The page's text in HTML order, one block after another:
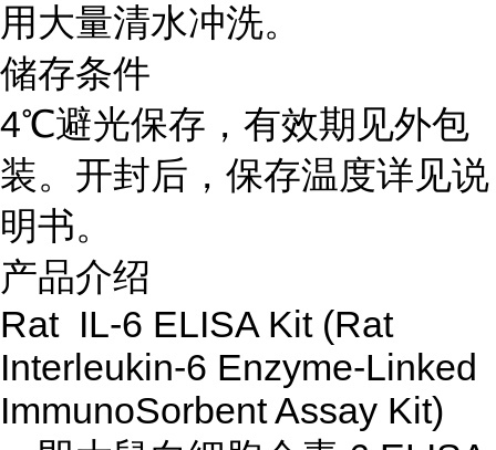
用大量清水冲洗。
储存条件
4℃避光保存，有效期见外包
装。开封后，保存温度详见说
明书。
产品介绍
Rat IL-6 ELISA Kit (Rat
Interleukin-6 Enzyme-Linked
ImmunoSorbent Assay Kit)